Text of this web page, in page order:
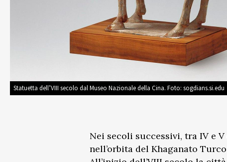
Statuetta dell’VIII secolo dal Museo Nazionale della Cina. Foto: sogdians.si.edu
Nei secoli successivi, tra IV e
nell’orbita del Khaganato